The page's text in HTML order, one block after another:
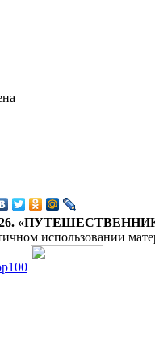
использовании